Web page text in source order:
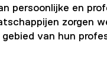
persoonlijke en
zorgen
van hun